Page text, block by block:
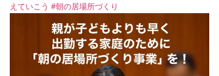
えていこう #朝の居場所づくり